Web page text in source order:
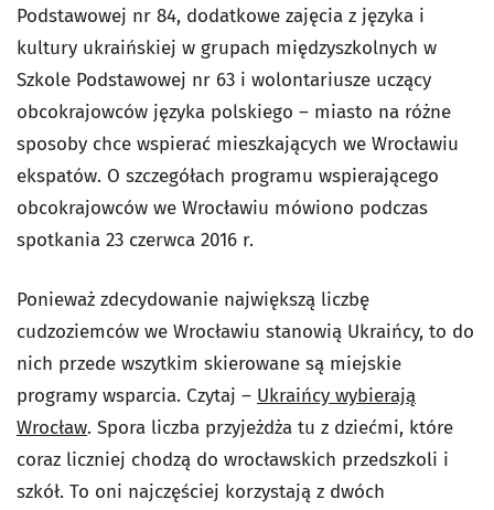
Podstawowej nr 84, dodatkowe zajęcia z języka i
kultury ukraińskiej w grupach międzyszkolnych w
Szkole Podstawowej nr 63 i wolontariusze uczący
obcokrajowców języka polskiego – miasto na różne
sposoby chce wspierać mieszkających we Wrocławiu
ekspatów. O szczegółach programu wspierającego
obcokrajowców we Wrocławiu mówiono podczas
spotkania 23 czerwca 2016 r.
Ponieważ zdecydowanie największą liczbę
cudzoziemców we Wrocławiu stanowią Ukraińcy, to do
nich przede wszytkim skierowane są miejskie
programy wsparcia. Czytaj – Ukraińcy wybierają
Wrocław. Spora liczba przyjeżdża tu z dziećmi, które
coraz liczniej chodzą do wrocławskich przedszkoli i
szkół. To oni najczęściej korzystają z dwóch